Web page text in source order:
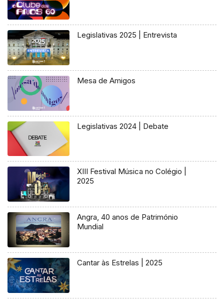
Legislativas 2025 | Entrevista
Mesa de Amigos
Legislativas 2024 | Debate
XIII Festival Música no Colégio |
2025
Angra, 40 anos de Património
Mundial
Cantar às Estrelas | 2025